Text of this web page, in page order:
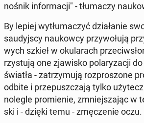
nośnik in­for­ma­cji" - tłu­ma­czy
By lepiej wy­tłu­ma­czyć dzia­ła­nie
sau­dyj­scy na­ukow­cy przy­wo­łu­ją
wych szkieł w oku­la­rach
rzy­stu­ją one zja­wi­sko po­la­ry­za­cji
światła - za­trzy­mu­ją roz­pro­szo­ne
odbite i prze­pusz­cza­ją tylko
no­le­gle pro­mie­nie, zmniej­sza­jąc w
ski i - dzięki temu - zmę­cze­nie oczu.